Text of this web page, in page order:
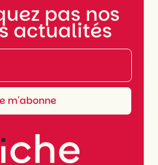
pas nos
actualités